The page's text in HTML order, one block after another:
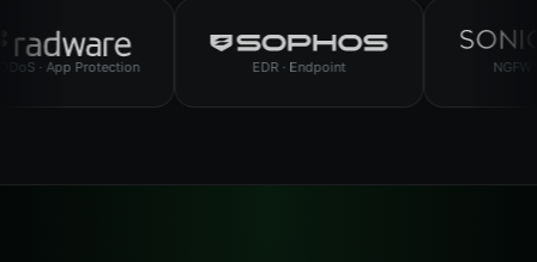
App Protection EDR · Endpoint NGFW · SD-